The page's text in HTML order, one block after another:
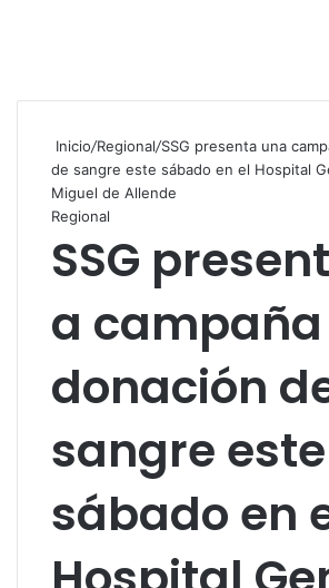
Inicio/Regional/SSG presenta una
de sangre este sábado en el Hospital
Miguel de Allende
Regional
SSG
a
donación
sangre este
sábado en